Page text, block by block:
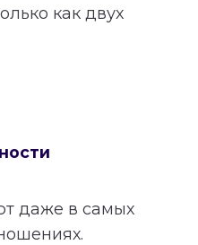
как двух
даже в самых